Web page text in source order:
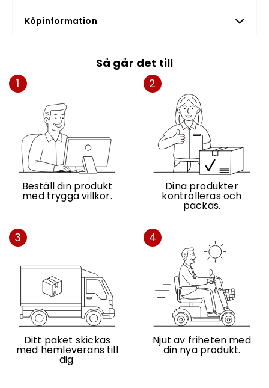
Köpinformation
Så går det till
1
Beställ din produkt
med trygga villkor.
2
Dina produkter
kontrolleras och
packas.
3
Ditt paket skickas
med hemleverans till
dig.
4
Njut av friheten med
din nya produkt.